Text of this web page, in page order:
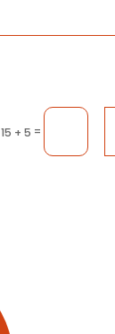
15 + 5 =